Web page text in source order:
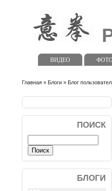
ВИДЕО
Главная » Блоги » Блог
ПОИСК
БЛОГИ